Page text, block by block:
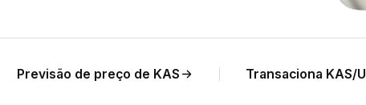
Previsão de preço de KAS Transaciona KAS/